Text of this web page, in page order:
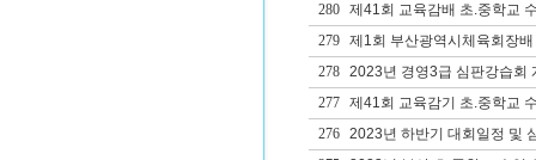
280
제41회 교육감배 초.중학교
279
제1회 부산광역시체육회장
278
2023년 경영3급 심판강습회
277
제41회 교육감기 초.중학교
276
2023년 하반기 대회일정 및